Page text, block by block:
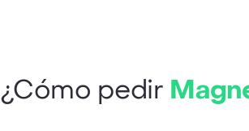
¿Cómo pedir